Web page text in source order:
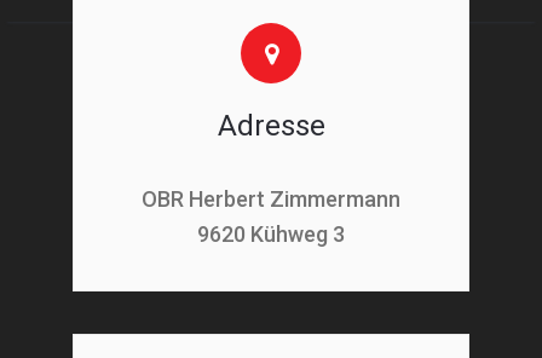
Adresse
OBR Herbert Zimmermann
9620 Kühweg 3